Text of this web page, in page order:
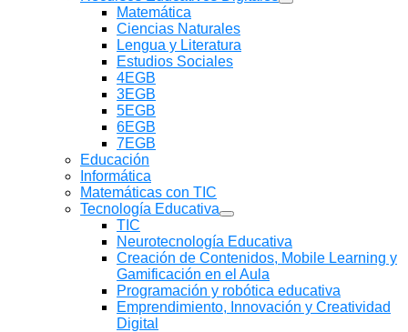
submenú
Mostrar
Matemática
Ciencias Naturales
Lengua y Literatura
Estudios Sociales
4EGB
3EGB
5EGB
6EGB
7EGB
Educación
Informática
Matemáticas con TIC
Tecnología Educativa
Mostrar
submenú
TIC
Neurotecnología Educativa
Creación de Contenidos, Mobile Learning y
Gamificación en el Aula
Programación y robótica educativa
Emprendimiento, Innovación y Creatividad
Digital